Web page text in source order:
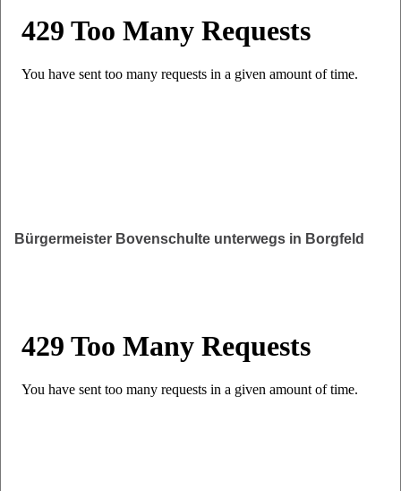
Bürgermeister Bovenschulte unterwegs in Borgfeld